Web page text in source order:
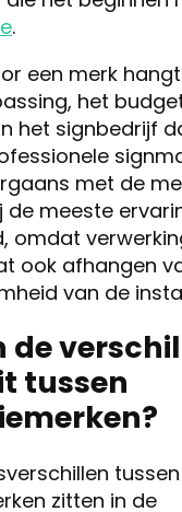
.
een merk
het
het signbedrijf
met de
de meeste
omdat
ook afhangen
van de
de
tussen
tussen
zitten in de